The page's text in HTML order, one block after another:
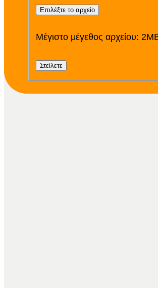
Επιλέξτε το αρχείο
Μέγιστο μέγεθος αρχείου:
Στείλετε